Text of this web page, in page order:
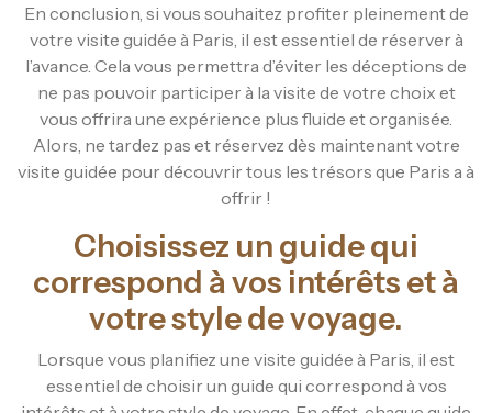
En conclusion, si vous souhaitez profiter pleinement de
votre visite guidée à Paris, il est essentiel de réserver à
l’avance. Cela vous permettra d’éviter les déceptions de
ne pas pouvoir participer à la visite de votre choix et
vous offrira une expérience plus fluide et organisée.
Alors, ne tardez pas et réservez dès maintenant votre
visite guidée pour découvrir tous les trésors que Paris a à
offrir !
Choisissez un guide qui
correspond à vos intérêts et à
votre style de voyage.
Lorsque vous planifiez une visite guidée à Paris, il est
essentiel de choisir un guide qui correspond à vos